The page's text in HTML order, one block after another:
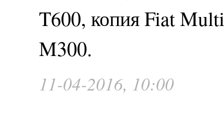
T600, копия Fiat
M300.
11-04-2016, 10:00